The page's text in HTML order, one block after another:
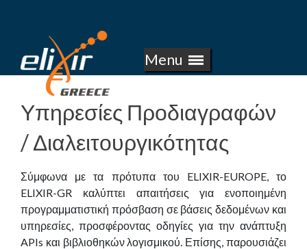
to
main
content
I
X
I
R
-
G
Menu
Υπηρεσίες Προδιαγραφών
/ Διαλειτουργικότητας
Σύμφωνα με τα πρότυπα του ELIXIR-EUROPE, το
ELIXIR-GR καλύπτει απαιτήσεις για ενοποιημένη
προγραμματιστική πρόσβαση σε βάσεις δεδομένων και
υπηρεσίες, προσφέροντας οδηγίες για την ανάπτυξη
APIs και βιβλιοθηκών λογισμικού. Επίσης, παρουσιάζει